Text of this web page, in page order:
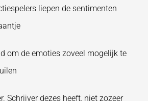
liepen de sentimenten
om de emoties zoveel mogelijk te
Schrijver dezes heeft, niet zozeer